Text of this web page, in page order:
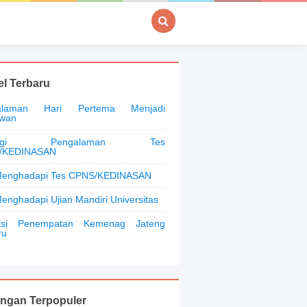
Terbaru
Hari Pertema Menjadi
Pengalaman Tes
Tes CPNS/KEDINASAN
Ujian Mandiri Universitas
Penempatan Kemenag Jateng
Terpopuler